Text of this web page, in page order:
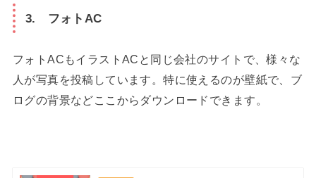
3. フォトAC
フォトACもイラストACと同じ会社のサイトで、様々な
人が写真を投稿しています。特に使えるのが壁紙で、ブ
ログの背景などここからダウンロードできます。